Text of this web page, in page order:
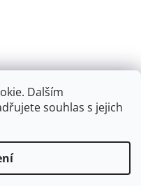
Dalším
souhlas s jejich